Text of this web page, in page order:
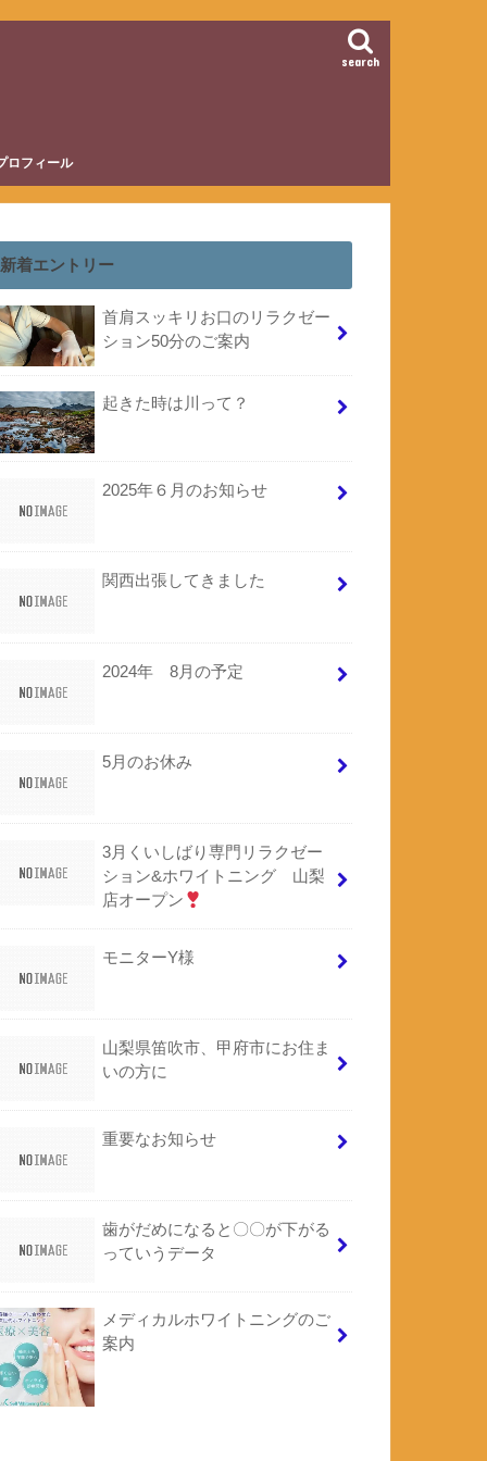
search
ロフィール
新着エントリー
首肩スッキリお口のリラクゼー
ション50分のご案内
起きた時は川って？
2025年６月のお知らせ
関西出張してきました
2024年 8月の予定
5月のお休み
3月くいしばり専門リラクゼー
ション&ホワイトニング 山梨
店オープン
モニターY様
山梨県笛吹市、甲府市にお住ま
いの方に
重要なお知らせ
歯がだめになると〇〇が下がる
っていうデータ
メディカルホワイトニングのご
案内